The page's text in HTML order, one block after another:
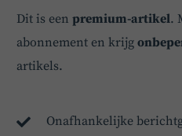
Dit is eenpremium-artikel.
abonnement en krijg
artikels.
Onafhankelijke
Hey! Heb je een vraag over